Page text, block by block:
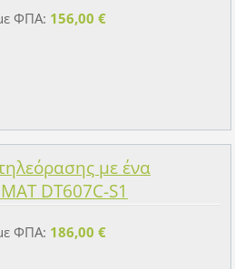
ΦΠΑ: 156,00 €
με ένα
DT607C-S1
ΦΠΑ: 186,00 €